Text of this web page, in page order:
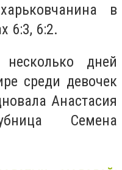
в
6:3, 6:2.
дней
среди девочек
Анастасия
Семена